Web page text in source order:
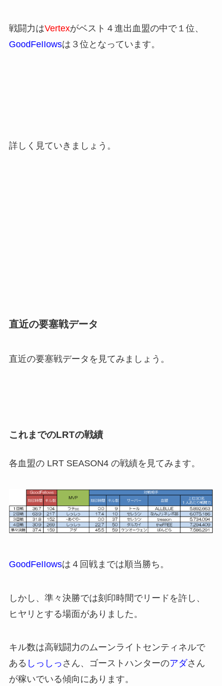
戦闘力はVertexがベスト４進出血盟の中で１位、
GoodFeIIowsは３位となっています。
詳しく見ていきましょう。
直近の要塞戦データ
直近の要塞戦データを見てみましょう。
これまでのLRTの戦績
各血盟の LRT SEASON4 の戦績を見てみます。
GoodFeIIowsは４回戦までは順当勝ち。
しかし、準々決勝では刻印時間でリードを許し、
ヒヤリとする場面がありました。
キル数は高戦闘力のムーンライトセンティネルで
ある しっしっ さん、ゴーストハンターのアダさん
が稼いでいる傾向にあります。